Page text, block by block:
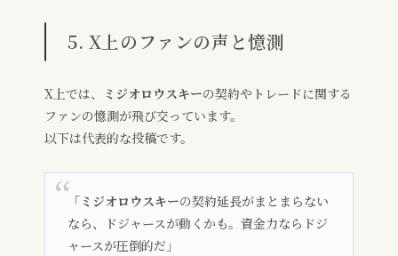
5. X上のファンの声と憶測
X上では、 ミジオロウスキーの契約やトレードに関する
ファンの憶測が飛び交っています。
以下は代表的な投稿です。
「ミジオロウスキーの契約延長がまとまらない
なら、ドジャースが動くかも。資金力ならドジ
ャースが圧倒的だ」